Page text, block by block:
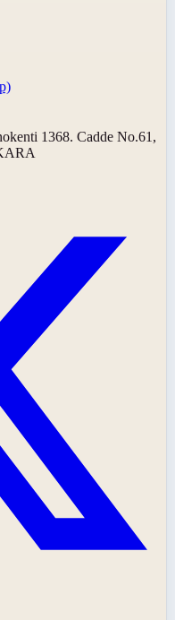
1368. Cadde No.61,